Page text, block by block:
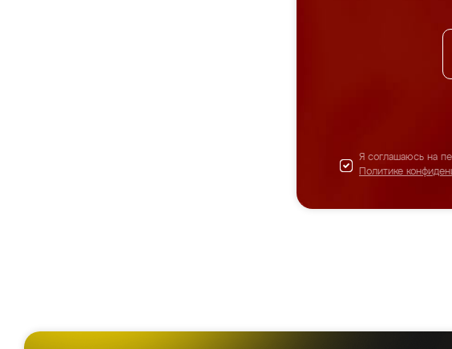
Я соглашаюсь на
Политике